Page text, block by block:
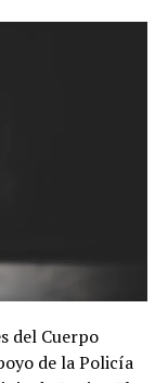
del Cuerpo
de la Policía